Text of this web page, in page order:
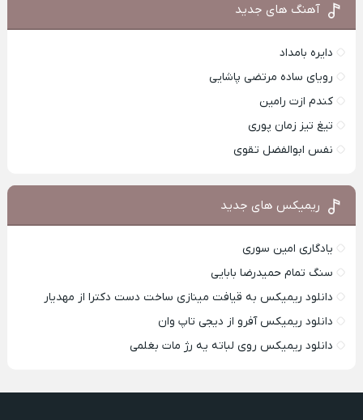
آهنگ های جدید
دایره بامداد
رویای ساده مرتضی پاشایی
کندم ازت رامین
تیغ تیز زمان پوری
نفس ابوالفضل تقوی
ریمیکس های جدید
یادگاری امین سوری
سنگ تمام حمیدرضا بابایی
دانلود ریمیکس به قیافت مینازی ساخت دست دکترا از مهدیار
دانلود ریمیکس آفرو از ديجی تاپ وان
دانلود ریمیکس روی لباته یه رژ مات بغلمی